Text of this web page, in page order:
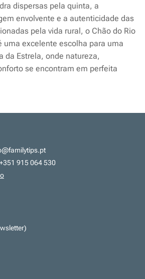
dispersas pela quinta, a
envolvente e a autenticidade das
pela vida rural, o Chão do Rio
uma excelente escolha para uma
da Estrela, onde natureza,
se encontram em perfeita
915 064 530